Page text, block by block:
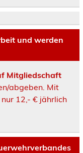
und werden
Mitgliedschaft
abgeben. Mit
12,- € jährlich